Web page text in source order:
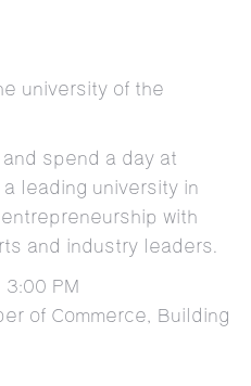
university of the
spend a day at
a leading university in
with
and industry leaders.
PM
of Commerce, Building